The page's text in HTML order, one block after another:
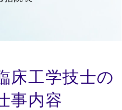
床工学技士の
事内容